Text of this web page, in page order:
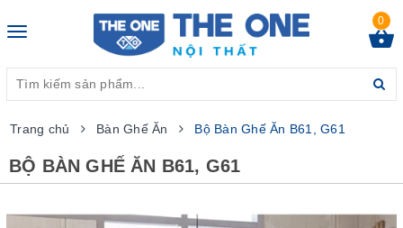
Toggle
0
Trang chủ Bàn Ghế Ăn Bộ Bàn Ghế Ăn B61, G61
BỘ BÀN GHẾ ĂN B61, G61